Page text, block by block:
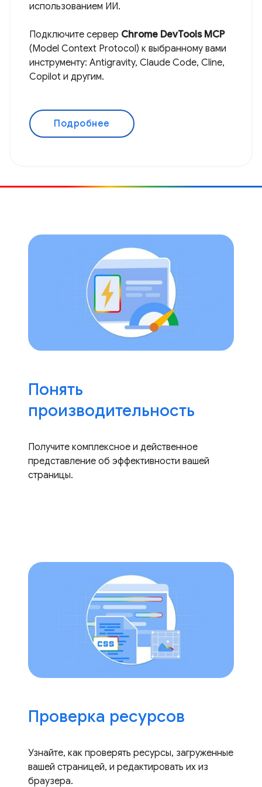
использованием ИИ.
Подключите сервер Chrome DevTools MCP
(Model Context Protocol) к выбранному вами
инструменту: Antigravity, Claude Code, Cline,
Copilot и другим.
Подробнее
Понять
производительность
Получите комплексное и действенное
представление об эффективности вашей
страницы.
Проверка ресурсов
Узнайте, как проверять ресурсы, загруженные
вашей страницей, и редактировать их из
браузера.